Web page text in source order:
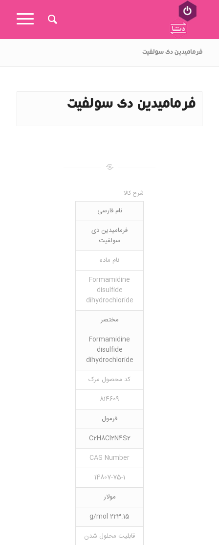
فرمامیدین دی سولفیت
فرمامیدین دی سولفیت
شرح کالا
نام فارسی
فرمامیدین دی
سولفیت
نام ماده
Formamidine
disulfide
dihydrochloride
مختصر
Formamidine
disulfide
dihydrochloride
کد محصول مرک
814609
فرمول
C2H8Cl2N4S2
CAS Number
14807-75-1
مولار
223.15 g/mol
قابلیت محلول شدن